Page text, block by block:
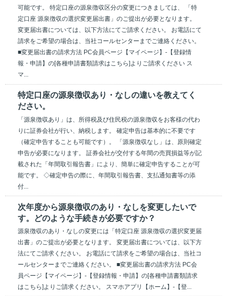
可能です。 特定口座の源泉徴収区分の変更につきましては、 「特
定口座 源泉徴収の選択変更届出書」のご提出が必要となります。
変更届出書については、以下方法にてご請求ください。 お電話にて
請求をご希望の場合は、当社コールセンターまでご連絡ください。
■変更届出書の請求方法 PC会員ページ【マイページ】-【登録情
報・申請】の[各種申請書類請求はこちら]よりご請求ください ス
マ...
特定口座の源泉徴収あり・なしの違いを教えてく
ださい。
「源泉徴収あり」は、所得税及び住民税の源泉徴収をお客様の代わ
りに証券会社が行い、納税します。 確定申告は基本的に不要です
（確定申告することも可能です）。 「源泉徴収なし」は、原則確定
申告が必要になります。 証券会社が交付する年間の売買損益等が記
載された「年間取引報告書」により、簡単に確定申告することが可
能です。 ◇確定申告の際に、年間取引報告書、支払通知書等の添
付...
次年度から源泉徴収のあり・なしを変更したいで
す。どのような手続きが必要ですか？
源泉徴収のあり・なしの変更には「特定口座 源泉徴収の選択変更届
出書」のご提出が必要となります。 変更届出書については、以下方
法にてご請求ください。 お電話にて請求をご希望の場合は、当社コ
ールセンターまでご連絡ください。 ■変更届出書の請求方法 PC会
員ページ【マイページ】-【登録情報・申請】の[各種申請書類請求
はこちら]よりご請求ください。 スマホアプリ【ホーム】-【登...